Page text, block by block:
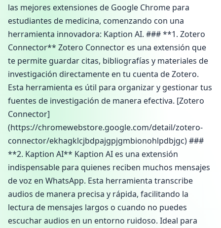
las mejores extensiones de Google Chrome para
estudiantes de medicina, comenzando con una
herramienta innovadora: Kaption AI. ### **1. Zotero
Connector** Zotero Connector es una extensión que
te permite guardar citas, bibliografías y materiales de
investigación directamente en tu cuenta de Zotero.
Esta herramienta es útil para organizar y gestionar tus
fuentes de investigación de manera efectiva. [Zotero
Connector]
(https://chromewebstore.google.com/detail/zotero-
connector/ekhagklcjbdpajgpjgmbionohlpdbjgc) ###
**2. Kaption AI** Kaption AI es una extensión
indispensable para quienes reciben muchos mensajes
de voz en WhatsApp. Esta herramienta transcribe
audios de manera precisa y rápida, facilitando la
lectura de mensajes largos o cuando no puedes
escuchar audios en un entorno ruidoso. Ideal para